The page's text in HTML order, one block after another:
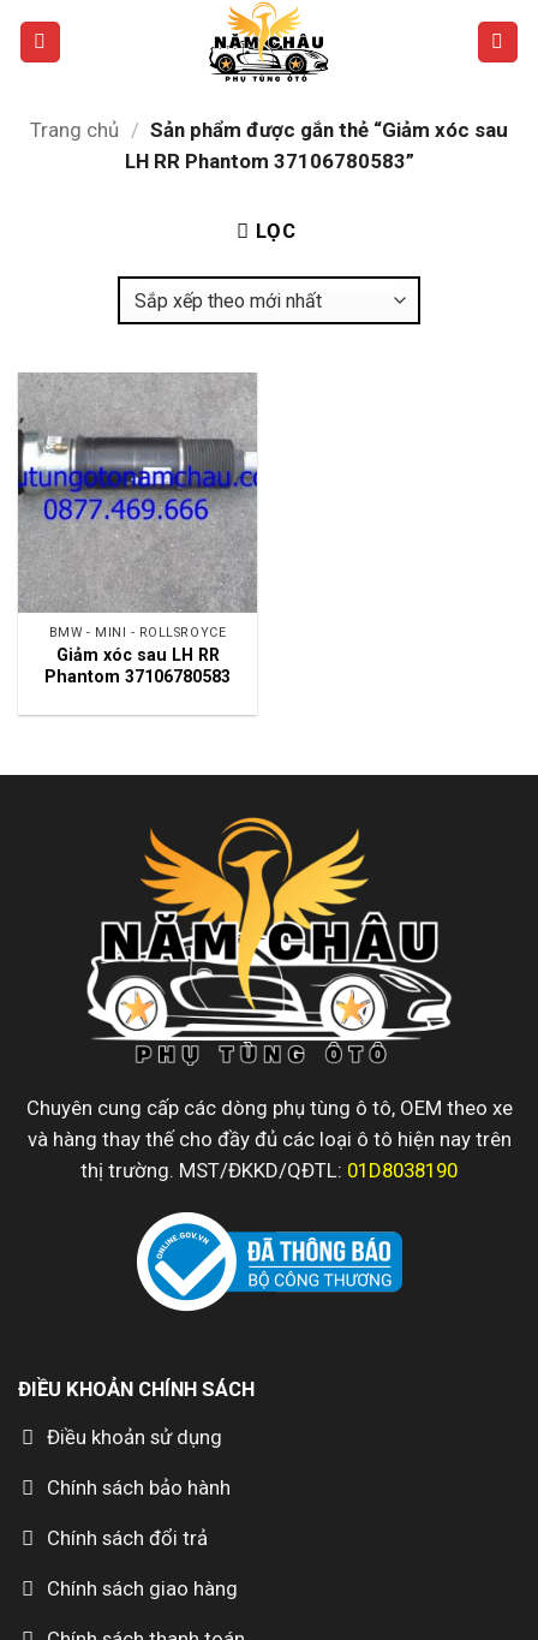
Trang chủ / Sản phẩm được gắn thẻ “Giảm xóc sau
LH RR Phantom 37106780583”
LỌC
BMW - MINI - ROLLSROYCE
Giảm xóc sau LH RR
Phantom 37106780583
Chuyên cung cấp các dòng phụ tùng ô tô, OEM theo xe
và hàng thay thế cho đầy đủ các loại ô tô hiện nay trên
thị trường. MST/ĐKKD/QĐTL: 01D8038190
ĐIỀU KHOẢN CHÍNH SÁCH
Điều khoản sử dụng
Chính sách bảo hành
Chính sách đổi trả
Chính sách giao hàng